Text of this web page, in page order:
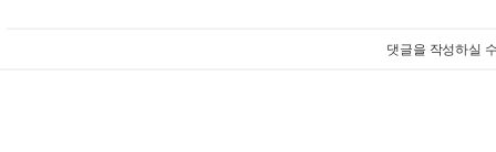
댓글을 작성하실